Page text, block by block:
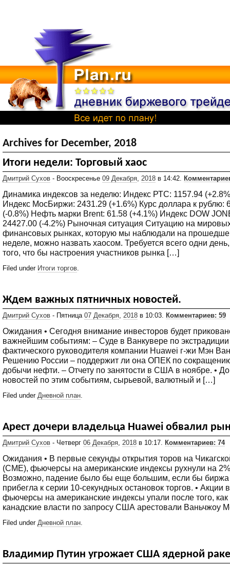
Archives for December, 2018
Итоги недели: Торговый хаос
Дмитрий Сухов - Вооскресенье 09 Декабря, 2018 в 14:42.
Динамика индексов за неделю: Индекс РТС: 1157.94
Индекс MocБиржи: 2431.29 (+1.6%) Курс доллара к рублю:
(-0.8%) Нефть марки Brent: 61.58 (+4.1%) Индекс DOW
24427.00 (-4.2%) Рыночная ситуация Ситуацию на
финансовых рынках, которую мы наблюдали на
неделе, можно назвать хаосом. Требуется всего одни
того, что бы настроения участников рынка […]
Filed under Итоги торгов
Ждем важных пятничных новостей.
Дмитрий Сухов - Пятница 07 Декабря 2018 в 10:03. Комментариев: 59
Ожидания • Сегодня внимание инвесторов будет
важнейшим событиям: – Суде в Ванкувере по
фактического руководителя компании Huawei г-жи Мэн
Решению России – поддержит ли она ОПЕК по
добычи нефти. – Отчету по занятости в США в ноябре. • До
новостей по этим событиям, сырьевой, валютный и […]
Filed under Дневной план
Арест дочери владельца Huawei обвалил
Дмитрий Сухов - Четверг 06 Декабря 2018 в 10:17. Комментариев: 74
Ожидания • В первые секунды открытия торов на
(CME), фьючерсы на американские индексы рухнули на
Возможно, падение было бы еще большим, если бы биржа
прибегла к серии 10-секундных остановок торгов. • Акции
фьючерсы на американские индексы упали после того, как
канадские власти по запросу США арестовали Ваньчжоу
Filed under Дневной план
Владимир Путин угрожает США ядерной